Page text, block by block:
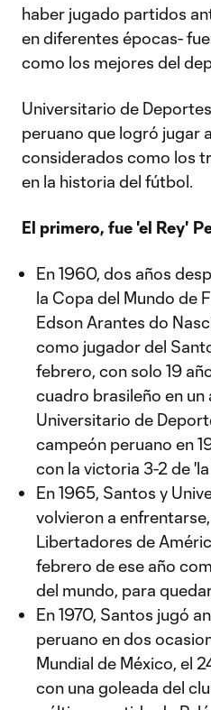
haber jugado partidos
en diferentes épocas-
como los mejores del
Universitario de
peruano que logró jugar
considerados como los
en la historia del fútbol.
El primero, fue 'el Rey'
En 1960, dos años
la Copa del Mundo de
Edson Arantes do
como jugador del
febrero, con solo 19
cuadro brasileño en
Universitario de
campeón peruano en
con la victoria 3-2 de 'la
En 1965, Santos y
volvieron a
Libertadores de
febrero de ese año
del mundo, para
En 1970, Santos jugó
peruano en dos
Mundial de México, el
con una goleada del